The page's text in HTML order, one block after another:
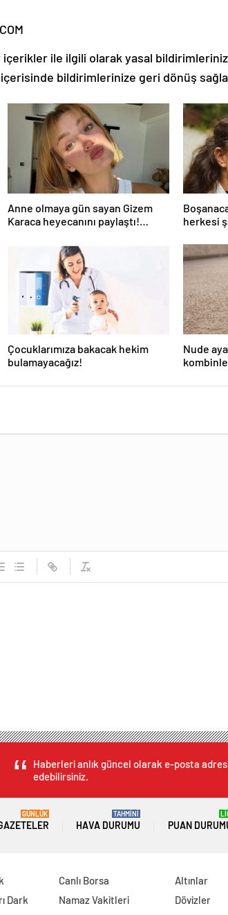
içerikler ile ilgili olarak yasal
bildirimlerinize geri dönüş
Anne olmaya gün sayan Gizem
Karaca heyecanını paylaştı!
ama bu sene farklı…”
herkesi
Günü
Çocuklarımıza bakacak hekim
bulamayacağız!
Nude
Haberleri anlık güncel olarak e-posta
edebilirsiniz.
GÜNLÜK
HAVA DURUMU
TAHMİNİ
PUAN
Dark
Canlı Borsa
Namaz Vakitleri
Altınlar
Dövizler